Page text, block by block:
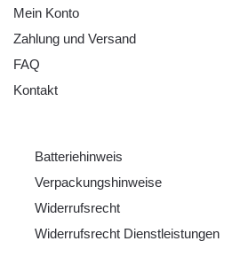
Mein Konto
Zahlung und Versand
FAQ
Kontakt
Batteriehinweis
Verpackungshinweise
Widerrufsrecht
Widerrufsrecht Dienstleistungen